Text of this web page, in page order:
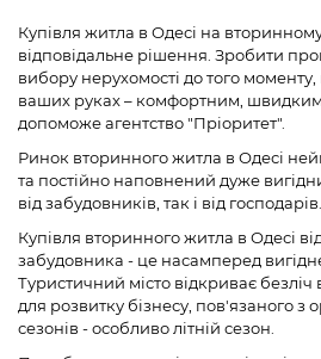
Купівля житла в Одесі на
відповідальне рішення. Зробити
вибору нерухомості до того
ваших руках – комфортним,
допоможе агентство "Пріоритет".
Ринок вторинного житла в Одесі
та постійно наповнений дуже
від забудовників, так і від господарів.
Купівля вторинного житла в Одесі
забудовника - це насамперед
Туристичний місто відкриває
для розвитку бізнесу, пов'язаного з
сезонів - особливо літній сезон.